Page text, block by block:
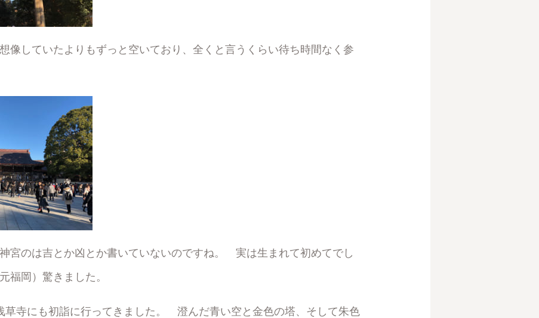
像していたよりもずっと空いており、全くと言うくらい待ち時間なく参
宮のは吉とか凶とか書いていないのですね。 実は生まれて初めてでし
福岡）驚きました。
寺にも初詣に行ってきました。 澄んだ青い空と金色の塔、そして朱色